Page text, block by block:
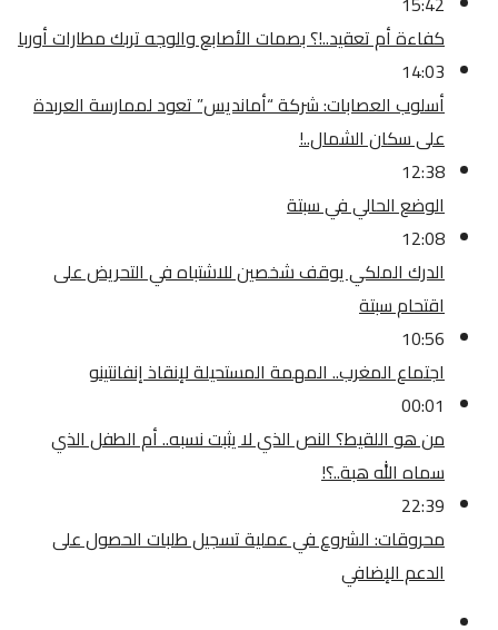
كفاءة أم تعقيد..!؟ بصمات الأصابع والوجه تربك مطارات أوربا
14:03
أسلوب العصابات: شركة “أمانديس” تعود لممارسة العربدة
على سكان الشمال..!
12:38
الوضع الحالي في سبتة
12:08
الدرك الملكي يوقف شخصين للاشتباه في التحريض على
اقتحام سبتة
10:56
اجتماع المغرب.. المهمة المستحيلة لإنقاذ إنفانتينو
00:01
من هو اللقيط؟ النص الذي لا يثبت نسبه.. أم الطفل الذي
سماه الله هبة..؟!
22:39
محروقات: الشروع في عملية تسجيل طلبات الحصول على
الدعم الإضافي